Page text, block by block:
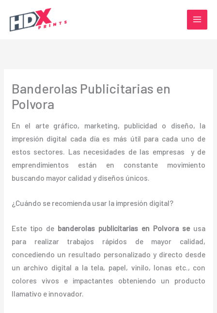
contenido
Banderolas Publicitarias en
Polvora
En el arte gráfico, marketing, publicidad o diseño, la
impresión digital cada día es más útil para cada uno de
estos sectores. Las necesidades de las empresas y de
emprendimientos están en constante movimiento
buscando mayor calidad y diseños únicos.
¿Cuándo se recomienda usar la impresión digital?
Este tipo de banderolas publicitarias en Polvora seusa
para realizar trabajos rápidos de mayor calidad,
concediendo un resultado personalizado y directo desde
un archivo digital a la tela, papel, vinilo, lonas etc., con
colores vivos e impactantes obteniendo un producto
llamativo e innovador.